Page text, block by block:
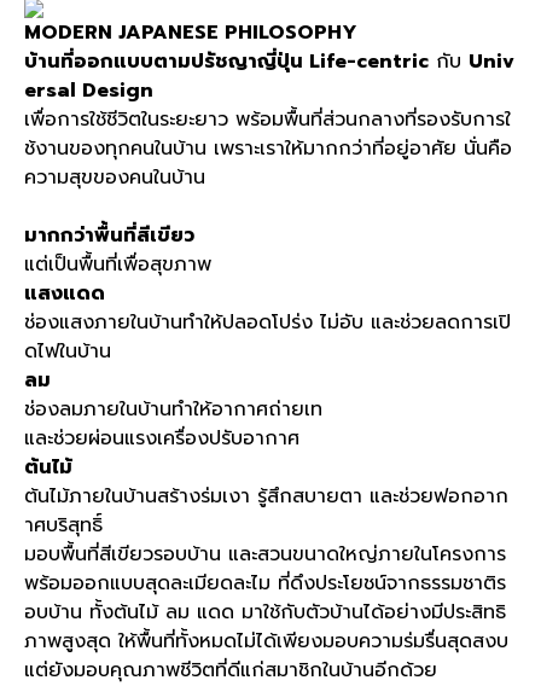
MODERN JAPANESE PHILOSOPHY
บ้านที่ออกแบบตามปรัชญาญี่ปุ่น Life-centric กับ Univ
ersal Design
เพื่อการใช้ชีวิตในระยะยาว พร้อมพื้นที่ส่วนกลางที่รองรับการใ
ช้งานของทุกคนในบ้าน เพราะเราให้มากกว่าที่อยู่อาศัย นั่นคือ
ความสุขของคนในบ้าน
มากกว่าพื้นที่สีเขียว
แต่เป็นพื้นที่เพื่อสุขภาพ
แสงแดด
ช่องแสงภายในบ้านทำให้ปลอดโปร่ง ไม่อับ และช่วยลดการเปิ
ดไฟในบ้าน
ลม
ช่องลมภายในบ้านทำให้อากาศถ่ายเท
และช่วยผ่อนแรงเครื่องปรับอากาศ
ต้นไม้
ต้นไม้ภายในบ้านสร้างร่มเงา รู้สึกสบายตา และช่วยฟอกอาก
าศบริสุทธิ์
มอบพื้นที่สีเขียวรอบบ้าน และสวนขนาดใหญ่ภายในโครงการ
พร้อมออกแบบสุดละเมียดละไม ที่ดึงประโยชน์จากธรรมชาติร
อบบ้าน ทั้งต้นไม้ ลม แดด มาใช้กับตัวบ้านได้อย่างมีประสิทธิ
ภาพสูงสุด ให้พื้นที่ทั้งหมดไม่ได้เพียงมอบความร่มรื่นสุดสงบ
แต่ยังมอบคุณภาพชีวิตที่ดีแก่สมาชิกในบ้านอีกด้วย